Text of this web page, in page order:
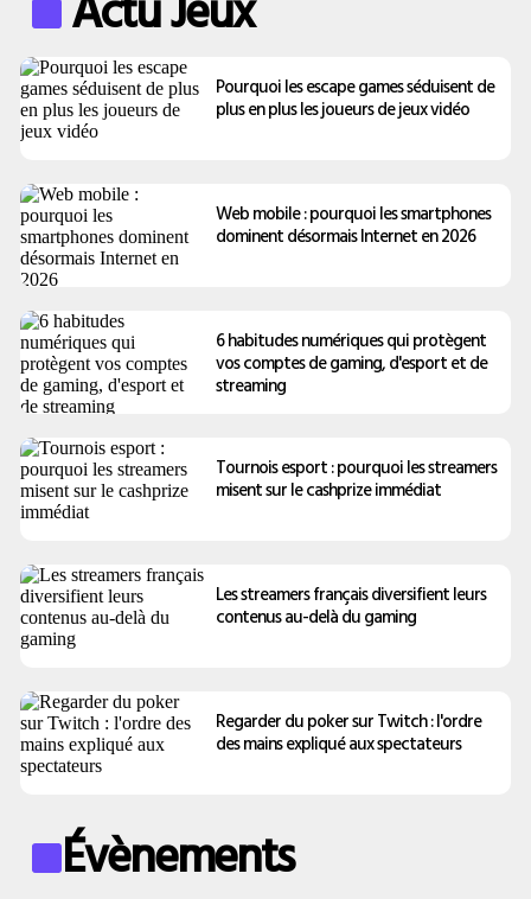
Pourquoi les escape games séduisent de
plus en plus les joueurs de jeux vidéo
Web mobile : pourquoi les smartphones
dominent désormais Internet en 2026
6 habitudes numériques qui protègent
vos comptes de gaming, d'esport et de
streaming
Tournois esport : pourquoi les streamers
misent sur le cashprize immédiat
Les streamers français diversifient leurs
contenus au-delà du gaming
Regarder du poker sur Twitch : l'ordre
des mains expliqué aux spectateurs
Évènements